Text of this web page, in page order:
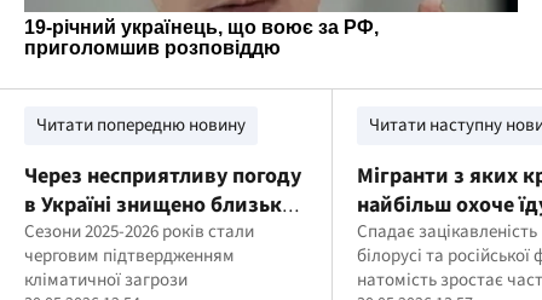
Читати попередню новину
Через несприятливу погоду
в Україні знищено близько
3 000 тонн врожаю: яка
культура постраждала
найсильніше
Сезони 2025-2026 років стали
черговим підтвердженням
кліматичної загрози
Читати наступну
Мігранти з яких
найбільш охоче
працювати до
Спадає
білорусі та російської
натомість зростає